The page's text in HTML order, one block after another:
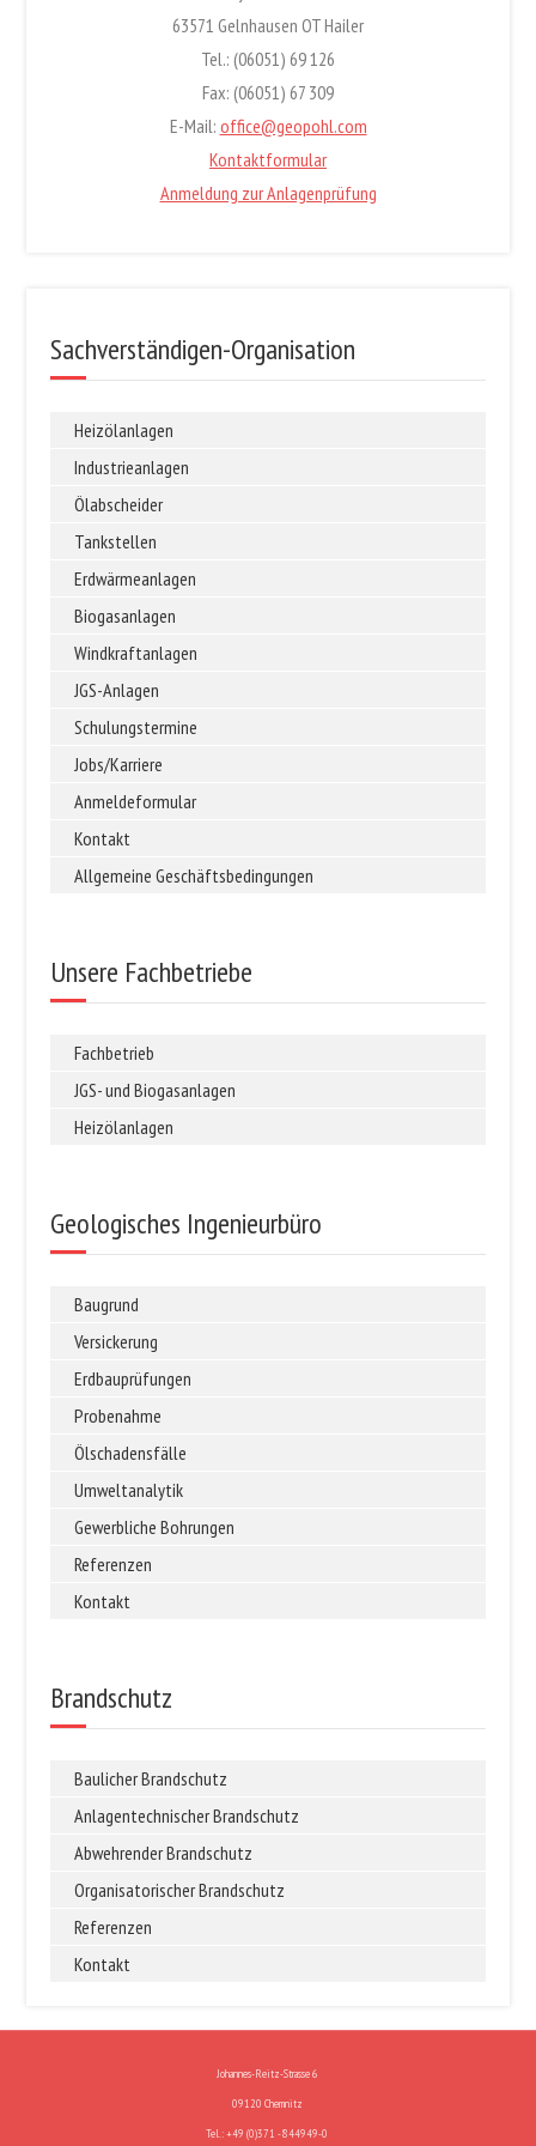
63571 Gelnhausen OT Hailer
Tel.: (06051) 69 126
Fax: (06051) 67 309
E-Mail: office@geopohl.com
Kontaktformular
Anmeldung zur Anlagenprüfung
Sachverständigen-Organisation
Heizölanlagen
Industrieanlagen
Ölabscheider
Tankstellen
Erdwärmeanlagen
Biogasanlagen
Windkraftanlagen
JGS-Anlagen
Schulungstermine
Jobs/Karriere
Anmeldeformular
Kontakt
Allgemeine Geschäftsbedingungen
Unsere Fachbetriebe
Fachbetrieb
JGS- und Biogasanlagen
Heizölanlagen
Geologisches Ingenieurbüro
Baugrund
Versickerung
Erdbauprüfungen
Probenahme
Ölschadensfälle
Umweltanalytik
Gewerbliche Bohrungen
Referenzen
Kontakt
Brandschutz
Baulicher Brandschutz
Anlagentechnischer Brandschutz
Abwehrender Brandschutz
Organisatorischer Brandschutz
Referenzen
Kontakt
Johannes-Reitz-Strasse 6
09120 Chemnitz
Tel.: +49 (0)371 - 844949-0